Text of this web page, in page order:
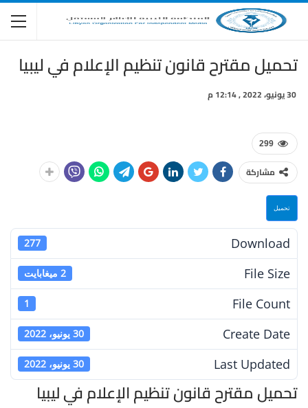
تحميل مقترح قانون تنظيم الإعلام في ليبيا
30 يونيو، 2022 , 12:14 م
299
مشاركة
تحميل
Download
277
File Size 2 ميغابايت
File Count
1
Create Date 30 يونيو، 2022
Last Updated 30 يونيو، 2022
تحميل مقترح قانون تنظيم الإعلام في ليبيا